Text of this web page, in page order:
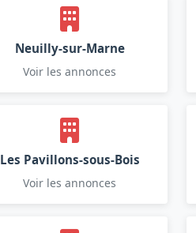
Neuilly-sur-Marne
Voir les annonces
Les Pavillons-sous-Bois
Voir les annonces